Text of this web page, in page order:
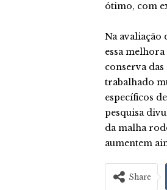
ótimo, com
Na avaliação
essa
conserva
trabalhado
específicos
pesquisa
da malha
aumentem
Share